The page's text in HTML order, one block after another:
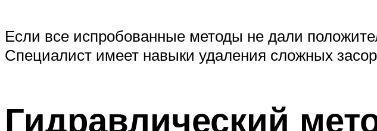
Если все испробованные методы не дали
Специалист имеет навыки удаления сложных
Гидравлический